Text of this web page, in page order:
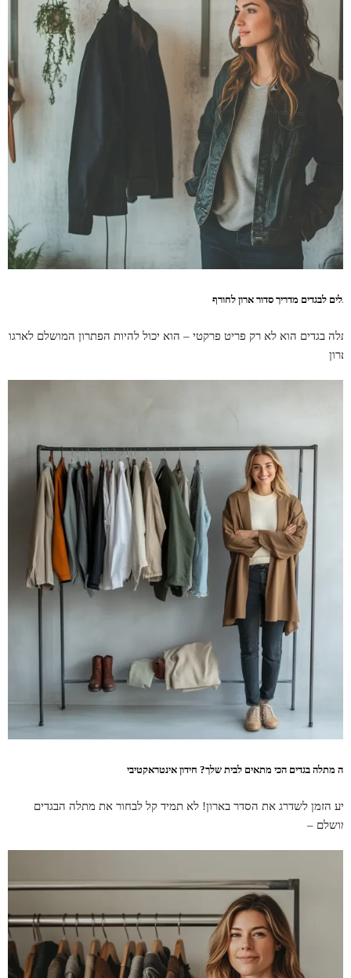
לבגדים מדריך סדור ארון לחורף
בגדים הוא לא רק פריט פרקטי – הוא יכול להיות הפתרון המושלם לארגון
מתלה בגדים הכי מתאים לבית שלך? חידון אינטראקטיבי
הזמן לשדרג את הסדר בארון! לא תמיד קל לבחור את מתלה הבגדים
–